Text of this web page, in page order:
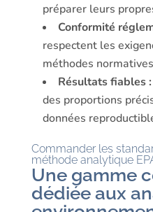
préparer leurs
Conformité
respectent les
méthodes
Résultats fiables :
des proportions
données
Commander les
méthode analytique
Une gamme
dédiée aux